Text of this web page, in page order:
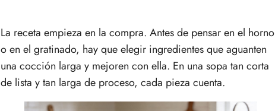
La receta empieza en la compra. Antes de pensar en el horno
o en el gratinado, hay que elegir ingredientes que aguanten
una cocción larga y mejoren con ella. En una sopa tan corta
de lista y tan larga de proceso, cada pieza cuenta.